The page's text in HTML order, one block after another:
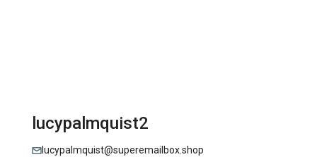
lucypalmquist2
lucypalmquist@superemailbox.shop